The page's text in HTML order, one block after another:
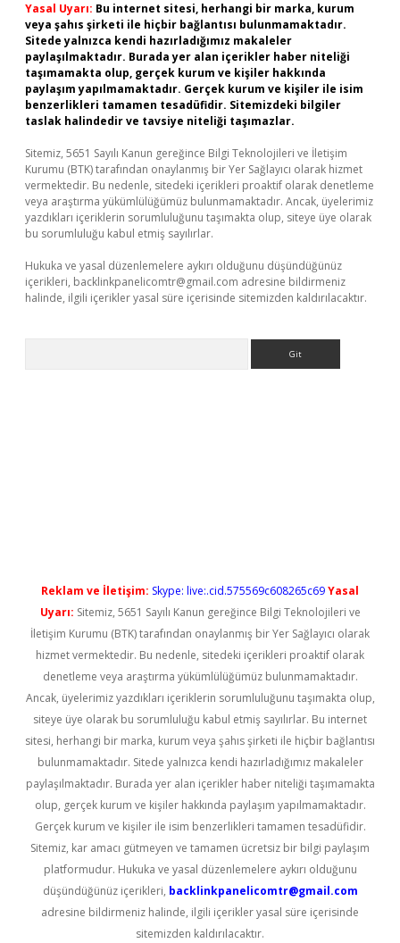
Yasal Uyarı: Bu internet sitesi, herhangi bir marka, kurum
veya şahıs şirketi ile hiçbir bağlantısı bulunmamaktadır.
Sitede yalnızca kendi hazırladığımız makaleler
paylaşılmaktadır. Burada yer alan içerikler haber niteliği
taşımamakta olup, gerçek kurum ve kişiler hakkında
paylaşım yapılmamaktadır. Gerçek kurum ve kişiler ile isim
benzerlikleri tamamen tesadüfidir. Sitemizdeki bilgiler
taslak halindedir ve tavsiye niteliği taşımazlar.
Sitemiz, 5651 Sayılı Kanun gereğince Bilgi Teknolojileri ve İletişim
Kurumu (BTK) tarafından onaylanmış bir Yer Sağlayıcı olarak hizmet
vermektedir. Bu nedenle, sitedeki içerikleri proaktif olarak denetleme
veya araştırma yükümlülüğümüz bulunmamaktadır. Ancak, üyelerimiz
yazdıkları içeriklerin sorumluluğunu taşımakta olup, siteye üye olarak
bu sorumluluğu kabul etmiş sayılırlar.
Hukuka ve yasal düzenlemelere aykırı olduğunu düşündüğünüz
içerikleri, backlinkpanelicomtr@gmail.com adresine bildirmeniz
halinde, ilgili içerikler yasal süre içerisinde sitemizden kaldırılacaktır.
Reklam ve İletişim: Skype: live:.cid.575569c608265c69Yasal
Uyarı: Sitemiz, 5651 Sayılı Kanun gereğince Bilgi Teknolojileri ve
İletişim Kurumu (BTK) tarafından onaylanmış bir Yer Sağlayıcı olarak
hizmet vermektedir. Bu nedenle, sitedeki içerikleri proaktif olarak
denetleme veya araştırma yükümlülüğümüz bulunmamaktadır.
Ancak, üyelerimiz yazdıkları içeriklerin sorumluluğunu taşımakta olup,
siteye üye olarak bu sorumluluğu kabul etmiş sayılırlar. Bu internet
sitesi, herhangi bir marka, kurum veya şahıs şirketi ile hiçbir bağlantısı
bulunmamaktadır. Sitede yalnızca kendi hazırladığımız makaleler
paylaşılmaktadır. Burada yer alan içerikler haber niteliği taşımamakta
olup, gerçek kurum ve kişiler hakkında paylaşım yapılmamaktadır.
Gerçek kurum ve kişiler ile isim benzerlikleri tamamen tesadüfidir.
Sitemiz, kar amacı gütmeyen ve tamamen ücretsiz bir bilgi paylaşım
platformudur. Hukuka ve yasal düzenlemelere aykırı olduğunu
düşündüğünüz içerikleri, backlinkpanelicomtr@gmail.com
adresine bildirmeniz halinde, ilgili içerikler yasal süre içerisinde
sitemizden kaldırılacaktır.